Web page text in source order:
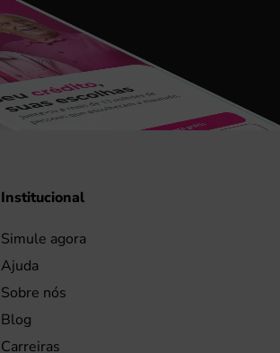
Institucional
Simule agora
Ajuda
Sobre nós
Blog
Carreiras